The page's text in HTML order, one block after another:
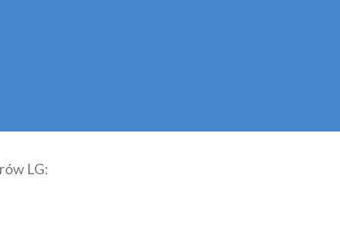
LG: